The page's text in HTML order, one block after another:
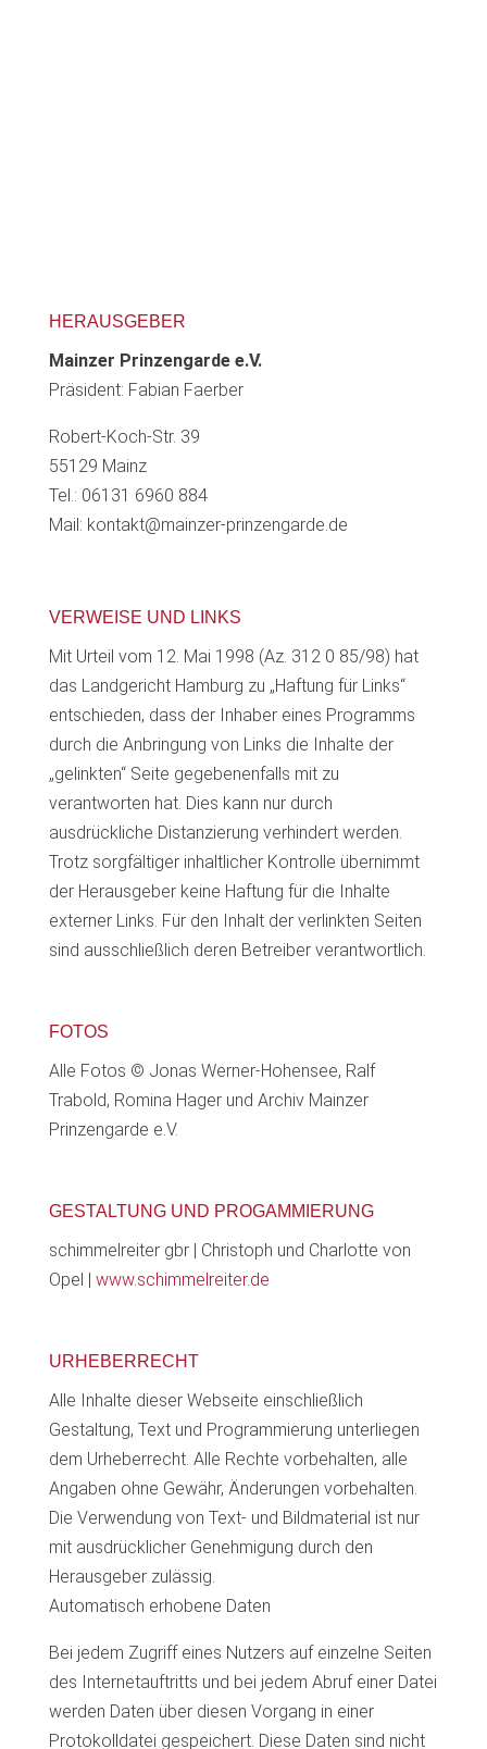
HERAUSGEBER
Mainzer Prinzengarde e.V.
Präsident: Fabian Faerber
Robert-Koch-Str. 39
55129 Mainz
Tel.: 06131 6960 884
Mail: kontakt@mainzer-prinzengarde.de
VERWEISE UND LINKS
Mit Urteil vom 12. Mai 1998 (Az. 312 0 85/98) hat
das Landgericht Hamburg zu „Haftung für Links“
entschieden, dass der Inhaber eines Programms
durch die Anbringung von Links die Inhalte der
„gelinkten“ Seite gegebenenfalls mit zu
verantworten hat. Dies kann nur durch
ausdrückliche Distanzierung verhindert werden.
Trotz sorgfältiger inhaltlicher Kontrolle übernimmt
der Herausgeber keine Haftung für die Inhalte
externer Links. Für den Inhalt der verlinkten Seiten
sind ausschließlich deren Betreiber verantwortlich.
FOTOS
Alle Fotos © Jonas Werner-Hohensee, Ralf
Trabold, Romina Hager und Archiv Mainzer
Prinzengarde e.V.
GESTALTUNG UND PROGAMMIERUNG
schimmelreiter gbr | Christoph und Charlotte von
Opel | www.schimmelreiter.de
URHEBERRECHT
Alle Inhalte dieser Webseite einschließlich
Gestaltung, Text und Programmierung unterliegen
dem Urheberrecht. Alle Rechte vorbehalten, alle
Angaben ohne Gewähr, Änderungen vorbehalten.
Die Verwendung von Text- und Bildmaterial ist nur
mit ausdrücklicher Genehmigung durch den
Herausgeber zulässig.
Automatisch erhobene Daten
Bei jedem Zugriff eines Nutzers auf einzelne Seiten
des Internetauftritts und bei jedem Abruf einer Datei
werden Daten über diesen Vorgang in einer
Protokolldatei gespeichert. Diese Daten sind nicht